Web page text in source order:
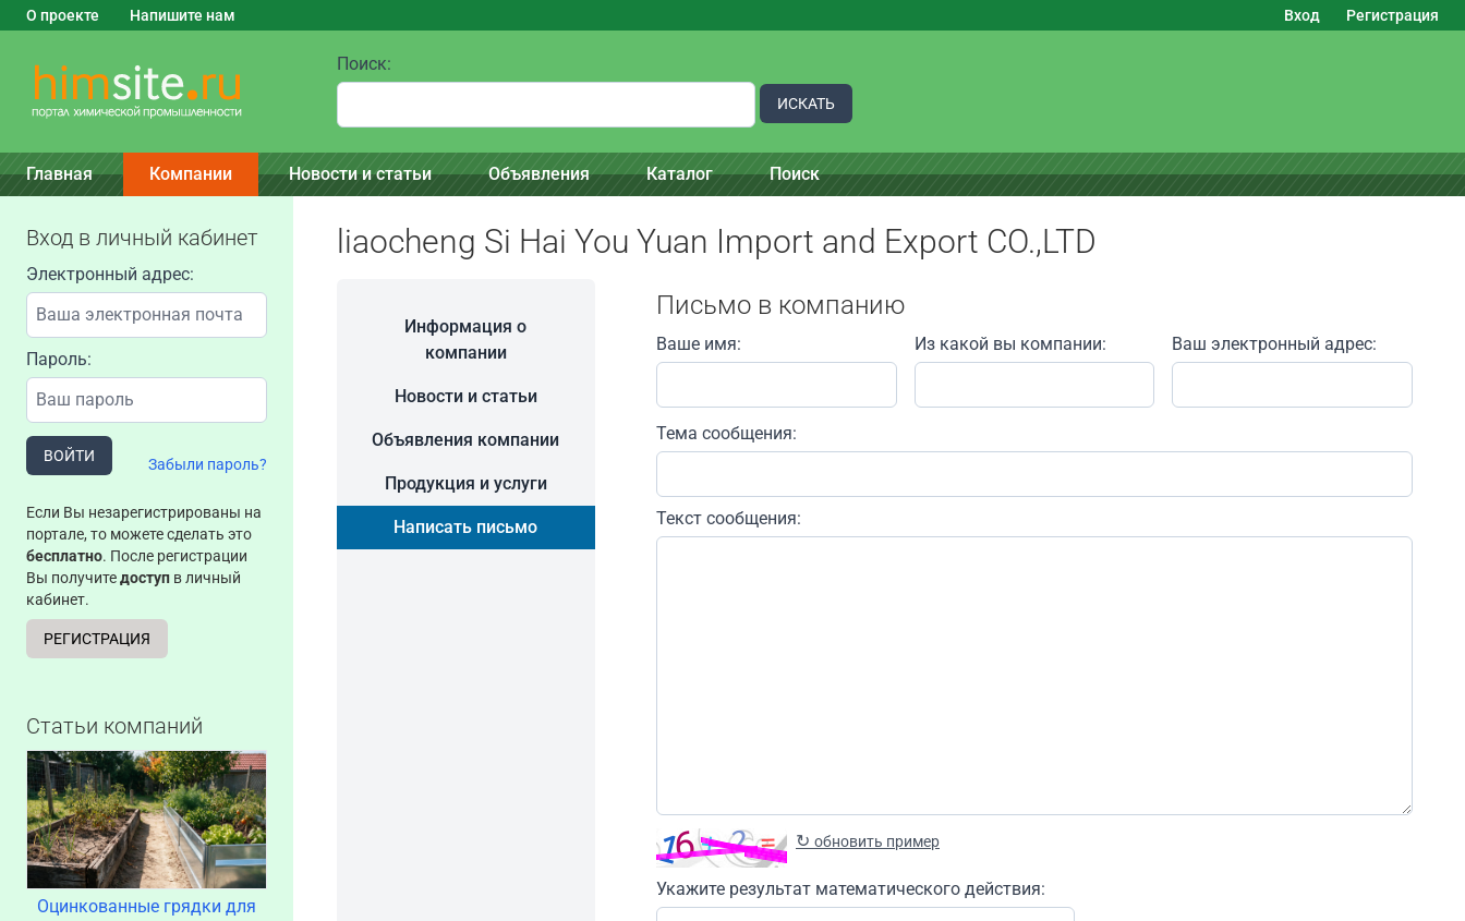
О проекте Напишите нам Вход Регистрация
Поиск:
ИСКАТЬ
Главная Компании Новости и статьи Объявления Каталог Поиск
Вход в личный кабинет
Электронный адрес:
Пароль:
ВОЙТИ Забыли пароль?
Если Вы незарегистрированы на
портале, то можете сделать это
бесплатно. После регистрации
Вы получитедоступ в личный
кабинет.
РЕГИСТРАЦИЯ
Статьи компаний
Оцинкованные грядки для
liaocheng Si Hai You Yuan Import and Export CO.,LTD
Информация о
компании
Новости и статьи
Объявления компании
Продукция и услуги
Написать письмо
Письмо в компанию
Ваше имя: Из какой вы компании: Ваш электронный адрес:
Тема сообщения:
Текст сообщения:
↻ обновить пример
Укажите результат математического действия: